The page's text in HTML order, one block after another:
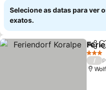
Selecione as datas para ver
exatos.
3
/